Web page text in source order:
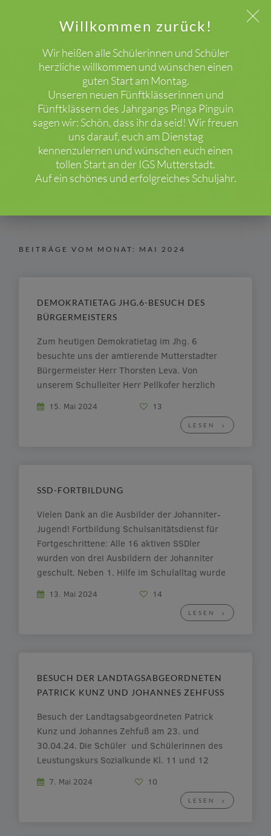
Willkommen zurück!
Wir heißen alle Schülerinnen und Schüler
herzliche willkommen und wünschen einen
guten Start am Montag.
Unseren neuen Fünftklässerinnen und
Fünftklässern des Jahrgangs Pinga Pinguin
sagen wir: Schön, dass ihr da seid! Wir freuen
uns darauf, euch am Dienstag
kennenzulernen und wünschen euch einen
tollen Start an der IGS Mutterstadt.
Auf ein schönes und erfolgreiches Schuljahr.
Beiträge
HOME 2024
BEITRÄGE VOM MONAT: MAI 2024
LESEN
DEMOKRATIETAG JHG.6-BESUCH DES
BÜRGERMEISTERS
Zum heutigen Demokratietag im Jhg. 6
besuchte uns der amtierende Mutterstadter
Bürgermeister Herr Thorsten Leva. Von
unserem Schulleiter Herr Pellkofer herzlich
zurückhaltend, dann umso intensiver mit
Fragen konfrontiert bereicherte er mit seinen
15. Mai 2024 13
LESEN
SSD-FORTBILDUNG
Vielen Dank an die Ausbilder der Johanniter-
Jugend! Fortbildung Schulsanitätsdienst für
Fortgeschrittene: Alle 16 aktiven SSDler
wurden von drei Ausbildern der Johanniter
geschult. Neben 1. Hilfe im Schulalltag wurde
blutender) Verletzungen trainiert, wie die Fotos
zeigen. Ebenfalls wiederholt haben wir den
13. Mai 2024 14
LESEN
BESUCH DER LANDTAGSABGEORDNETEN
PATRICK KUNZ UND JOHANNES ZEHFUSS
Besuch der Landtagsabgeordneten Patrick
Kunz und Johannes Zehfuß am 23. und
30.04.24. Die Schüler und Schülerinnen des
Leustungskurs Sozialkunde Kl. 11 und 12
ausführlich über Kommunal-, Landes- und
Europa -Politik. Dabei beantwortete Herr Kunz
7. Mai 2024 10